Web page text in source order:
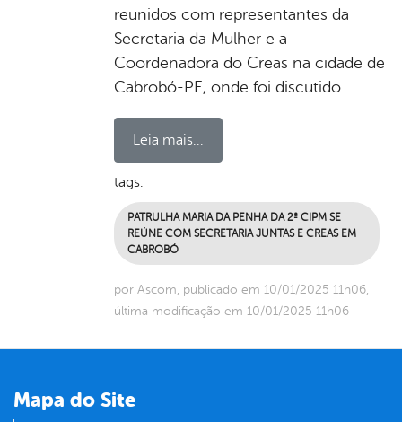
reunidos com representantes da
Secretaria da Mulher e a
Coordenadora do Creas na cidade de
Cabrobó-PE, onde foi discutido
Leia mais...
tags:
PATRULHA MARIA DA PENHA DA 2ª CIPM SE
REÚNE COM SECRETARIA JUNTAS E CREAS EM
CABROBÓ
por Ascom, publicado em 10/01/2025 11h06,
última modificação em 10/01/2025 11h06
Mapa do Site